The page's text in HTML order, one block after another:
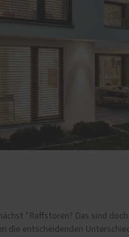
"Raffstoren? Das sind
die entscheidenden